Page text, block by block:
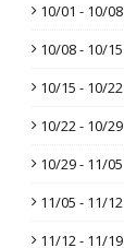
10/01 - 10/08
10/08 - 10/15
10/15 - 10/22
10/22 - 10/29
10/29 - 11/05
11/05 - 11/12
11/12 - 11/19